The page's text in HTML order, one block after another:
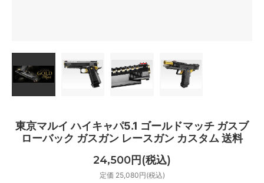
東京マルイ ハイキャパ5.1 ゴールドマッチ ガスブ
ローバック ガスガン レースガン カスタム 送料
24,500円(税込)
定価 25,080円(税込)